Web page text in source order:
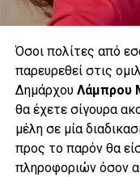
Όσοι πολίτες από
παρευρεθεί στις
Δημάρχου Λάμπρου
θα έχετε σίγουρα
μέλη σε μία
προς το παρόν θα
πληροφοριών όσον